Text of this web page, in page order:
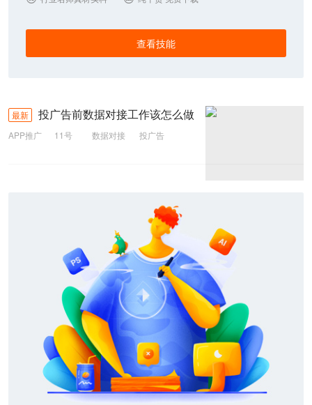
查看技能
最新 投广告前数据对接工作该怎么做
APP推广 11号 数据对接 投广告